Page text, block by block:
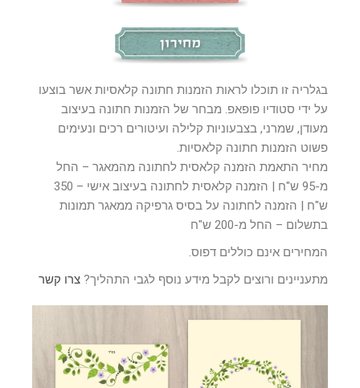
בגלריה זו תוכלו לראות הזמנות חתונה קלאסיות אשר בוצעו
על ידי סטודיו פופאפ. מבחר של הזמנות חתונה בעיצוב
מעודן, שמרני, בצבעוניות קלילה ועיטורים רכים ונעימים
פשוט הזמנות חתונה קלאסיות.
מחיר התאמת הזמנה קלאסית לחתונה מהמאגר – החל
מ-95 ש"ח | הזמנה קלאסית לחתונה בעיצוב אישי – 350
ש"ח | הזמנה לחתונה על בסיס גרפיקה ממאגר תמונות
בתשלום – החל מ-200 ש"ח
המחירים אינם כוללים דפוס.
מתעניינים ורוצים לקבל מידע נוסף לגבי התהליך? צרו קשר